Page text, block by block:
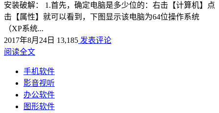
安装破解： 1.首先，确定电脑是多少位的：右击【计算机】点
击【属性】就可以看到，下图显示该电脑为64位操作系统
（XP系统...
2017年8月24日 13,185 发表评论
阅读全文
手机软件
影音视听
办公软件
图形软件